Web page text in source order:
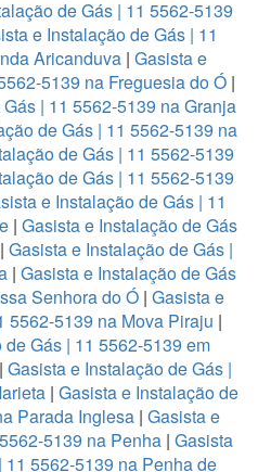
de Gás | 11 5562-5139
e Instalação de Gás | 11
Aricanduva| Gasista e
5139 na Freguesia do Ó |
| 11 5562-5139 na Granja
de Gás | 11 5562-5139 na
de Gás | 11 5562-5139
de Gás | 11 5562-5139
e Instalação de Gás | 11
| Gasista e Instalação de Gás
| Gasista e Instalação de Gás |
| Gasista e Instalação de Gás
Senhora do Ó| Gasista e
5562-5139 na Mova Piraju |
Gás | 11 5562-5139 em
| Gasista e Instalação de Gás |
| Gasista e Instalação de
Parada Inglesa | Gasista e
5139 na Penha | Gasista
5562-5139 na Penha de